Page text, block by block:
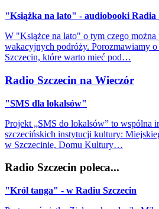
"Książka na lato" - audiobooki Radia
W "Książce na lato" o tym czego można
wakacyjnych podróży. Porozmawiamy
Szczecin, które warto mieć pod…
Radio Szczecin na Wieczór
"SMS dla lokalsów"
Projekt „SMS do lokalsów” to wspólna
szczecińskich instytucji kultury:
w Szczecinie, Domu Kultury…
Radio Szczecin poleca...
"Król tanga" - w Radiu Szczecin